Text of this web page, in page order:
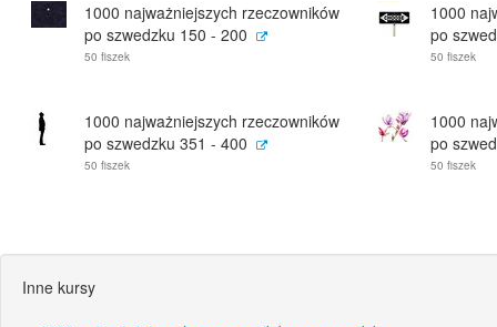
1000 najważniejszych rzeczowników
po szwedzku 150 - 200
50 fiszek
1000
po
50 fiszek
1000 najważniejszych rzeczowników
po szwedzku 351 - 400
50 fiszek
1000
po
50 fiszek
Inne kursy